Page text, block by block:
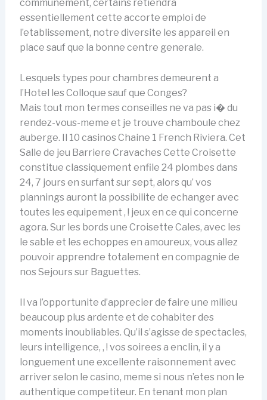
communement, certains retiendra
essentiellement cette accorte emploi de
l’etablissement, notre diversite les appareil en
place sauf que la bonne centre generale.
Lesquels types pour chambres demeurent a
l’Hotel les Colloque sauf que Conges?
Mais tout mon termes conseilles ne va pas i� du
rendez-vous-meme et je trouve chamboule chez
auberge. Il 10 casinos Chaine 1 French Riviera. Cet
Salle de jeu Barriere Cravaches Cette Croisette
constitue classiquement enfile 24 plombes dans
24, 7 jours en surfant sur sept, alors qu’ vos
plannings auront la possibilite de echanger avec
toutes les equipement , ! jeux en ce qui concerne
agora. Sur les bords une Croisette Cales, avec les
le sable et les echoppes en amoureux, vous allez
pouvoir apprendre totalement en compagnie de
nos Sejours sur Baguettes.
Il va l’opportunite d’apprecier de faire une milieu
beaucoup plus ardente et de cohabiter des
moments inoubliables. Qu’il s’agisse de spectacles,
leurs intelligence, , ! vos soirees a enclin, il y a
longuement une excellente raisonnement avec
arriver selon le casino, meme si nous n’etes non le
authentique competiteur. En tenant mon plan